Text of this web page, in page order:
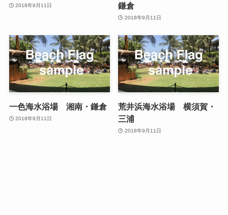
2018年9月11日
鎌倉
2018年9月11日
一色海水浴場 湘南・鎌倉
2018年9月11日
荒井浜海水浴場 横須賀・
三浦
2018年9月11日